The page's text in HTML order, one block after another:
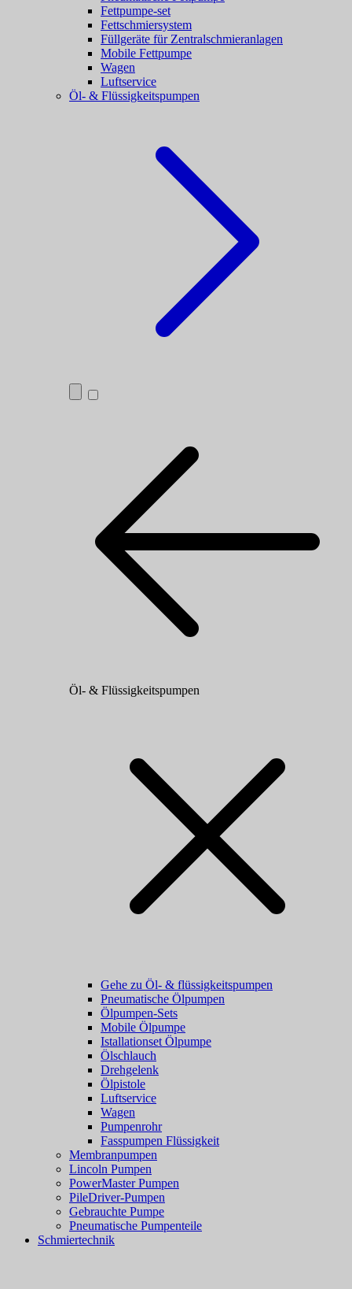
Fettpumpe-set
Fettschmiersystem
Füllgeräte für Zentralschmieranlagen
Mobile Fettpumpe
Wagen
Luftservice
Öl- & Flüssigkeitspumpen
Öl- & Flüssigkeitspumpen
Gehe zu Öl- & flüssigkeitspumpen
Pneumatische Ölpumpen
Ölpumpen-Sets
Mobile Ölpumpe
Istallationset Ölpumpe
Ölschlauch
Drehgelenk
Ölpistole
Luftservice
Wagen
Pumpenrohr
Fasspumpen Flüssigkeit
Membranpumpen
Lincoln Pumpen
PowerMaster Pumpen
PileDriver-Pumpen
Gebrauchte Pumpe
Pneumatische Pumpenteile
Schmiertechnik